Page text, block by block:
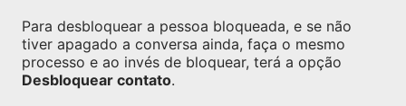
Para desbloquear a pessoa bloqueada, e se não
tiver apagado a conversa ainda, faça o mesmo
processo e ao invés de bloquear, terá a opção
Desbloquear contato.